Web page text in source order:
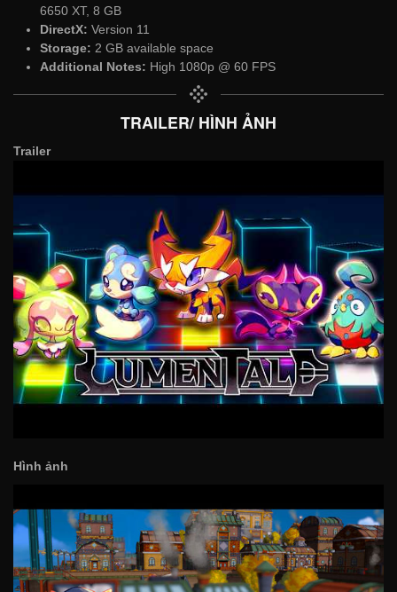
6650 XT, 8 GB
DirectX: Version 11
Storage: 2 GB available space
Additional Notes: High 1080p @ 60 FPS
TRAILER/ HÌNH ẢNH
Trailer
Hình ảnh